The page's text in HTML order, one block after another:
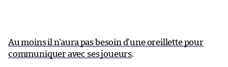
Au moins il n’aura pas besoin d’une oreillette pour
communiquer avec ses joueurs.